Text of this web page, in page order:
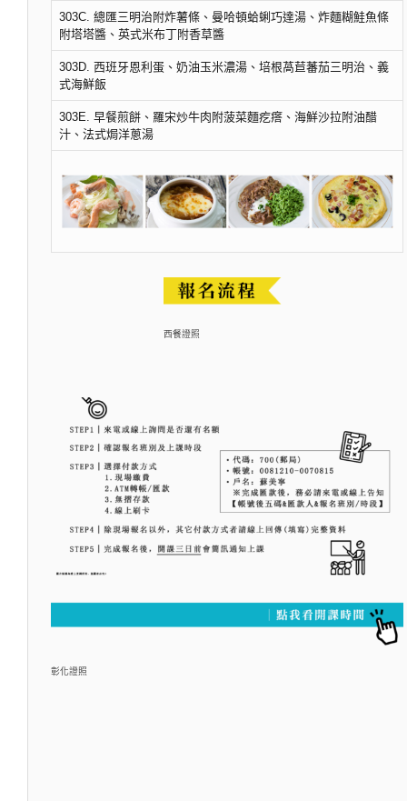
303C. 總匯三明治附炸薯條、曼哈頓蛤蜊巧達湯、炸麵糊鮭魚條
附塔塔醬、英式米布丁附香草醬
303D. 西班牙恩利蛋、奶油玉米濃湯、培根萵苣蕃茄三明治、義
式海鮮飯
303E. 早餐煎餅、羅宋炒牛肉附菠菜麵疙瘩、海鮮沙拉附油醋
汁、法式焗洋蔥湯
西餐證照
彰化證照